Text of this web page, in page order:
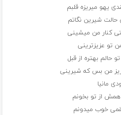
یهو میریزه قلبم
شیرین نگاتم
کنار من میشینی
تو عزیزترینی
حالم بهتره از قبل
من بس که شیرینی
مانیا
از تو بخونم
خوب میدونم